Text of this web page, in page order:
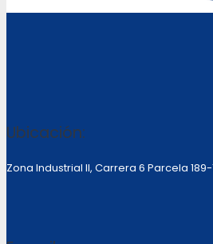
Ubicación:
Zona Industrial II, Carrera 6 Parcela